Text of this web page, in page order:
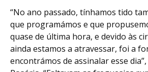
“No ano passado, tínhamos tido
que programámos e que
quase de última hora, e devido às
ainda estamos a atravessar, foi a
encontrámos de assinalar esse